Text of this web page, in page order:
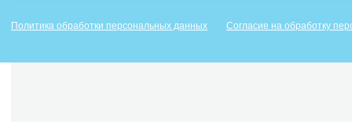
Политика обработки персональных данных Согласие на обработку